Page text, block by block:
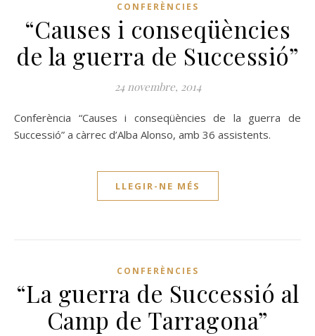
CONFERÈNCIES
“Causes i conseqüències
de la guerra de Successió”
24 novembre, 2014
Conferència “Causes i conseqüències de la guerra de
Successió” a càrrec d’Alba Alonso, amb 36 assistents.
LLEGIR-NE MÉS
CONFERÈNCIES
“La guerra de Successió al
Camp de Tarragona”